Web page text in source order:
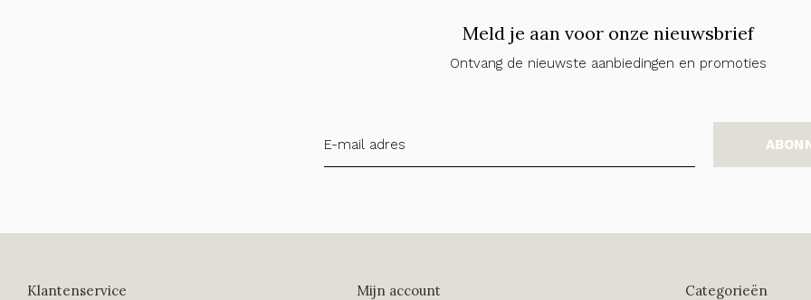
Meld je aan voor onze nieuwsbrief
Ontvang de nieuwste aanbiedingen en promoties
Klantenservice Mijn account Categorieën